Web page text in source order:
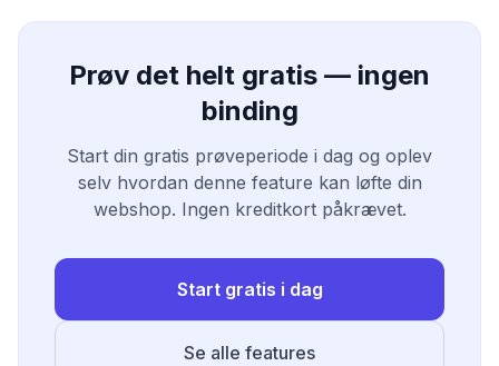
Prøv det helt gratis — ingen
binding
Start din gratis prøveperiode i dag og oplev
selv hvordan denne feature kan løfte din
webshop. Ingen kreditkort påkrævet.
Start gratis i dag
Se alle features